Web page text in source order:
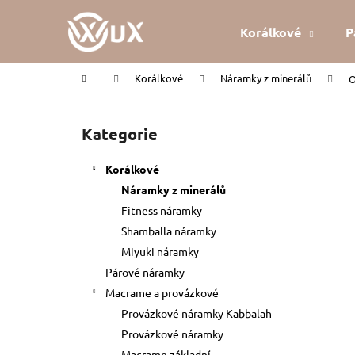
Korálkové
Domů Korálkové Náramky z minerálů
Přeskočit
kategorie
Kategorie
Korálkové
Náramky z minerálů
Fitness náramky
Shamballa náramky
Miyuki náramky
Párové náramky
Macrame a provázkové
Provázkové náramky Kabbalah
Provázkové náramky
í
Zpět
do
Zpět
do
KABBALAH ČERVENÝ NÁRAMEK